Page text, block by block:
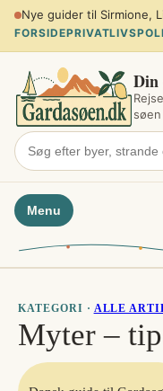
Spring
indhold
Planlæg sommerferien
FORSIDE
Din
Menu
KATEGORI · ALLE
Myter –